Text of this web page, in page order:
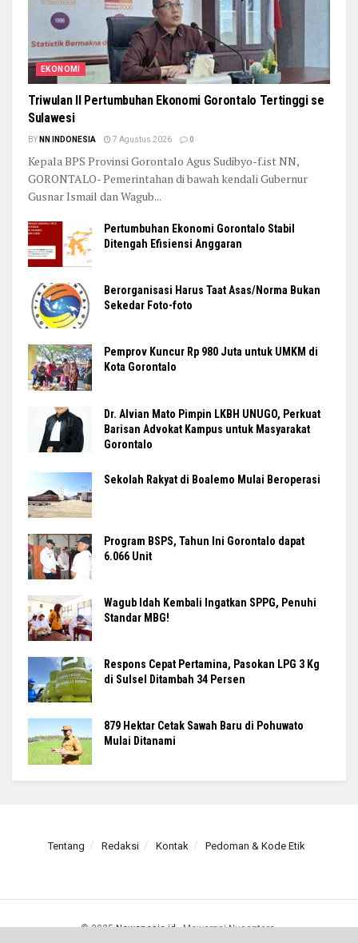
EKONOMI
Triwulan II Pertumbuhan Ekonomi Gorontalo Tertinggi se
Sulawesi
BY NN INDONESIA 7 Agustus 2026 0
Kepala BPS Provinsi Gorontalo Agus Sudibyo-f.ist NN,
GORONTALO- Pemerintahan di bawah kendali Gubernur
Gusnar Ismail dan Wagub...
Pertumbuhan Ekonomi Gorontalo Stabil
Ditengah Efisiensi Anggaran
Berorganisasi Harus Taat Asas/Norma Bukan
Sekedar Foto-foto
Pemprov Kuncur Rp 980 Juta untuk UMKM di
Kota Gorontalo
Dr. Alvian Mato Pimpin LKBH UNUGO, Perkuat
Barisan Advokat Kampus untuk Masyarakat
Gorontalo
Sekolah Rakyat di Boalemo Mulai Beroperasi
Program BSPS, Tahun Ini Gorontalo dapat
6.066 Unit
Wagub Idah Kembali Ingatkan SPPG, Penuhi
Standar MBG!
Respons Cepat Pertamina, Pasokan LPG 3 Kg
di Sulsel Ditambah 34 Persen
879 Hektar Cetak Sawah Baru di Pohuwato
Mulai Ditanami
Tentang Redaksi Kontak Pedoman & Kode Etik
© 2025Newsnesia.id- Mewarnai Nusantara.